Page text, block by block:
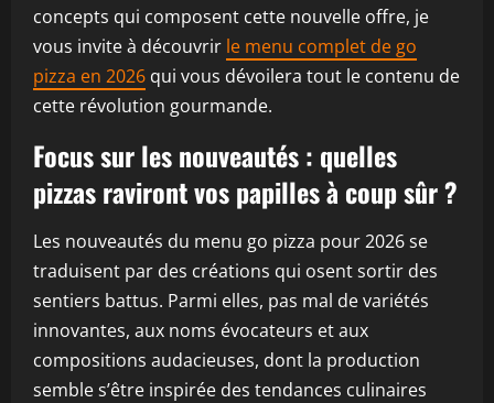
concepts qui composent cette nouvelle offre, je
vous invite à découvrir le menu complet de go
pizza en 2026 qui vous dévoilera tout le contenu de
cette révolution gourmande.
Focus sur les nouveautés : quelles
pizzas raviront vos papilles à coup sûr ?
Les nouveautés du menu go pizza pour 2026 se
traduisent par des créations qui osent sortir des
sentiers battus. Parmi elles, pas mal de variétés
innovantes, aux noms évocateurs et aux
compositions audacieuses, dont la production
semble s’être inspirée des tendances culinaires